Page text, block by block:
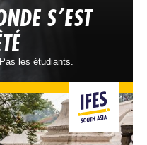
S’EST
les étudiants.